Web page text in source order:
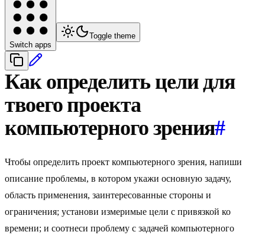
Switch apps
Toggle theme
Как определить цели для
твоего проекта
компьютерного зрения#
Чтобы определить проект компьютерного зрения, напиши
описание проблемы, в котором укажи основную задачу,
область применения, заинтересованные стороны и
ограничения; установи измеримые цели с привязкой ко
времени; и соотнеси проблему с задачей компьютерного